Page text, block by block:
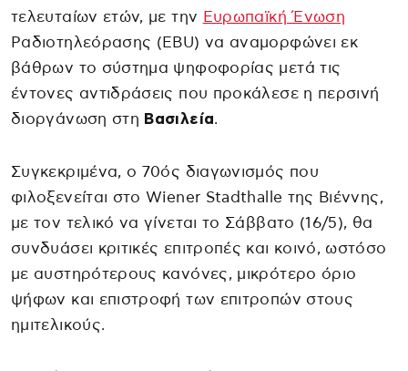
τελευταίων ετών, με την Ευρωπαϊκή Ένωση
Ραδιοτηλεόρασης (EBU) να αναμορφώνει εκ
βάθρων το σύστημα ψηφοφορίας μετά τις
έντονες αντιδράσεις που προκάλεσε η περσινή
διοργάνωση στη Βασιλεία.
Συγκεκριμένα, ο 70ός διαγωνισμός που
φιλοξενείται στο Wiener Stadthalle της Βιέννης,
με τον τελικό να γίνεται το Σάββατο (16/5), θα
συνδυάσει κριτικές επιτροπές και κοινό, ωστόσο
με αυστηρότερους κανόνες, μικρότερο όριο
ψήφων και επιστροφή των επιτροπών στους
ημιτελικούς.